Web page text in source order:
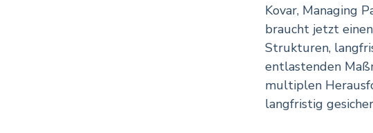
Kovar, Managing
braucht jetzt
Strukturen,
entlastenden
multiplen
langfristig